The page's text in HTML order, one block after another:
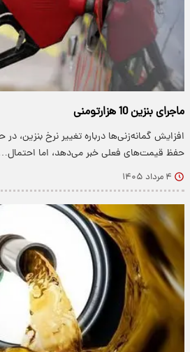
ماجرای بنزین 10 هزارتومنی
افزایش گمانه‌زنی‌ها درباره تغییر نرخ بنزین،
حفظ قیمت‌های فعلی خبر می‌دهد، اما
۴ مرداد ۱۴۰۵